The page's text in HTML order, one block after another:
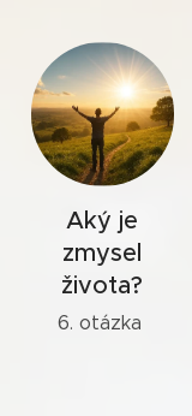
Aký je
zmysel
života?
6. otázka